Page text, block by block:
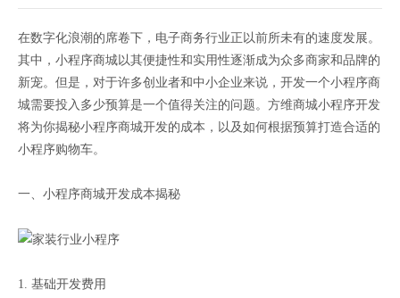
在数字化浪潮的席卷下，电子商务行业正以前所未有的速度发展。
其中，小程序商城以其便捷性和实用性逐渐成为众多商家和品牌的
新宠。但是，对于许多创业者和中小企业来说，开发一个小程序商
城需要投入多少预算是一个值得关注的问题。方维商城小程序开发
将为你揭秘小程序商城开发的成本，以及如何根据预算打造合适的
小程序购物车。
一、小程序商城开发成本揭秘
1. 基础开发费用